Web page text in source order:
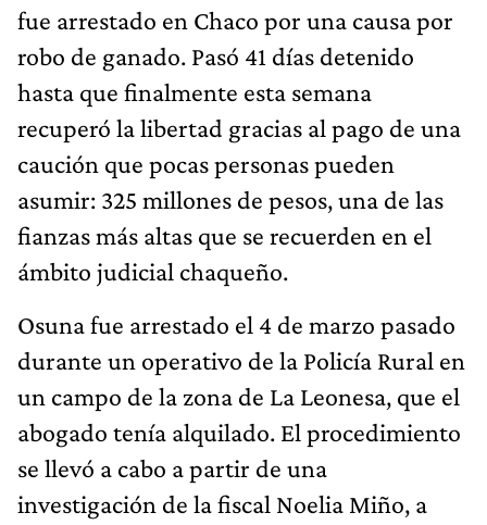
fue arrestado en Chaco por una causa por
robo de ganado. Pasó 41 días detenido
hasta que finalmente esta semana
recuperó la libertad gracias al pago de una
caución que pocas personas pueden
asumir: 325 millones de pesos, una de las
fianzas más altas que se recuerden en el
ámbito judicial chaqueño.
Osuna fue arrestado el 4 de marzo pasado
durante un operativo de la Policía Rural en
un campo de la zona de La Leonesa, que el
abogado tenía alquilado. El procedimiento
se llevó a cabo a partir de una
investigación de la fiscal Noelia Miño, a